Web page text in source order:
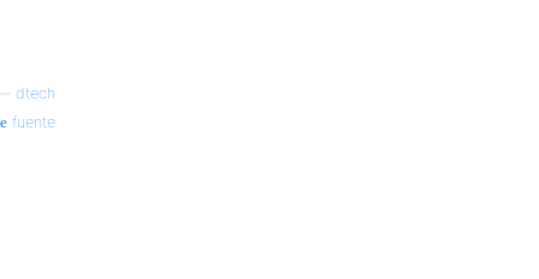
dtech
fuente